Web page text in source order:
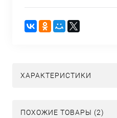
ХАРАКТЕРИСТИКИ
ПОХОЖИЕ ТОВАРЫ (2)